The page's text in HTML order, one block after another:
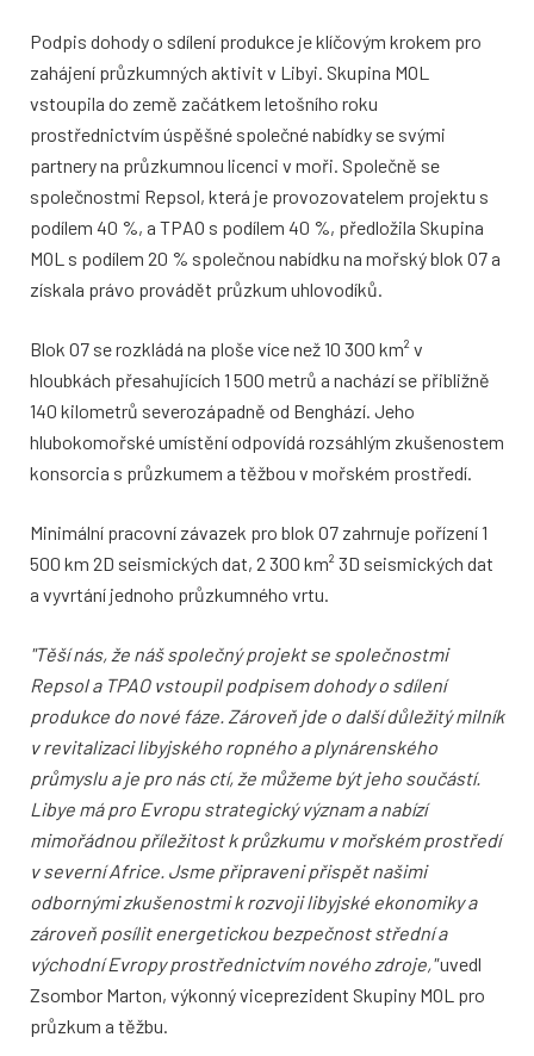
Podpis dohody o sdílení produkce je klíčovým krokem pro
zahájení průzkumných aktivit v Libyi. Skupina MOL
vstoupila do země začátkem letošního roku
prostřednictvím úspěšné společné nabídky se svými
partnery na průzkumnou licenci v moři. Společně se
společnostmi Repsol, která je provozovatelem projektu s
podílem 40 %, a TPAO s podílem 40 %, předložila Skupina
MOL s podílem 20 % společnou nabídku na mořský blok O7 a
získala právo provádět průzkum uhlovodíků.
Blok O7 se rozkládá na ploše více než 10 300 km² v
hloubkách přesahujících 1 500 metrů a nachází se přibližně
140 kilometrů severozápadně od Benghází. Jeho
hlubokomořské umístění odpovídá rozsáhlým zkušenostem
konsorcia s průzkumem a těžbou v mořském prostředí.
Minimální pracovní závazek pro blok O7 zahrnuje pořízení 1
500 km 2D seismických dat, 2 300 km² 3D seismických dat
a vyvrtání jednoho průzkumného vrtu.
"Těší nás, že náš společný projekt se společnostmi
Repsol a TPAO vstoupil podpisem dohody o sdílení
produkce do nové fáze. Zároveň jde o další důležitý milník
v revitalizaci libyjského ropného a plynárenského
průmyslu a je pro nás ctí, že můžeme být jeho součástí.
Libye má pro Evropu strategický význam a nabízí
mimořádnou příležitost k průzkumu v mořském prostředí
v severní Africe. Jsme připraveni přispět našimi
odbornými zkušenostmi k rozvoji libyjské ekonomiky a
zároveň posílit energetickou bezpečnost střední a
východní Evropy prostřednictvím nového zdroje,"uvedl
Zsombor Marton, výkonný viceprezident Skupiny MOL pro
průzkum a těžbu.